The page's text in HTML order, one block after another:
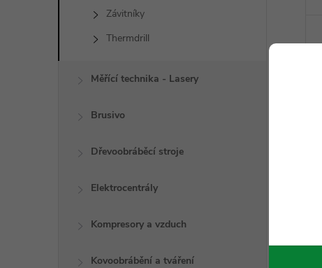
Závitníky
Thermdrill
Měřící technika - Lasery
Brusivo
Dřevoobráběcí stroje
Elektrocentrály
Kompresory a vzduch
Kovoobrábění a tváření